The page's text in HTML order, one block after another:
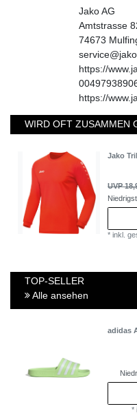
Jako AG
Amtstrasse
74673
https://
https://
WIRD OFT ZUSAMMEN
Jako
UVP
*inkl.
TOP-SELLER
Alle ansehen
adidas
*